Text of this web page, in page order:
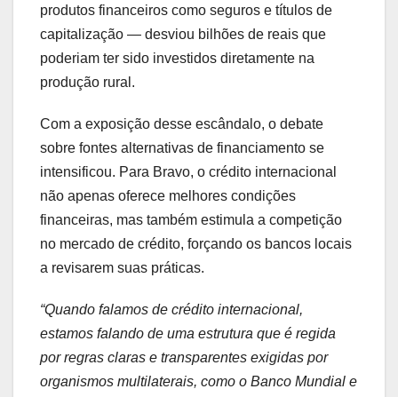
produtos financeiros como seguros e títulos de
capitalização — desviou bilhões de reais que
poderiam ter sido investidos diretamente na
produção rural.
Com a exposição desse escândalo, o debate
sobre fontes alternativas de financiamento se
intensificou. Para Bravo, o crédito internacional
não apenas oferece melhores condições
financeiras, mas também estimula a competição
no mercado de crédito, forçando os bancos locais
a revisarem suas práticas.
“Quando falamos de crédito internacional,
estamos falando de uma estrutura que é regida
por regras claras e transparentes exigidas por
organismos multilaterais, como o Banco Mundial e